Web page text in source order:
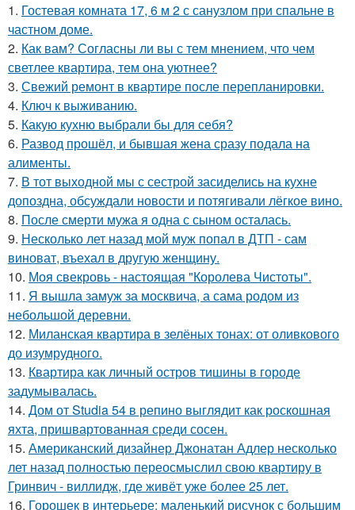
1. Гостевая комната 17, 6 м 2 с санузлом при спальне в
частном доме.
2. Как вам? Согласны ли вы с тем мнением, что чем
светлее квартира, тем она уютнее?
3. Свежий ремонт в квартире после перепланировки.
4. Ключ к выживанию.
5. Какую кухню выбрали бы для себя?
6. Развод прошёл, и бывшая жена сразу подала на
алименты.
7. В тот выходной мы с сестрой засиделись на кухне
допоздна, обсуждали новости и потягивали лёгкое вино.
8. После смерти мужа я одна с сыном осталась.
9. Несколько лет назад мой муж попал в ДТП - сам
виноват, въехал в другую женщину.
10. Моя свекровь - настоящая "Королева Чистоты".
11. Я вышла замуж за москвича, а сама родом из
небольшой деревни.
12. Миланская квартира в зелёных тонах: от оливкового
до изумрудного.
13. Квартира как личный остров тишины в городе
задумывалась.
14. Дом от Studia 54 в репино выглядит как роскошная
яхта, пришвартованная среди сосен.
15. Американский дизайнер Джонатан Адлер несколько
лет назад полностью переосмыслил свою квартиру в
Гринвич - виллидж, где живёт уже более 25 лет.
16. Горошек в интерьере: маленький рисунок с большим